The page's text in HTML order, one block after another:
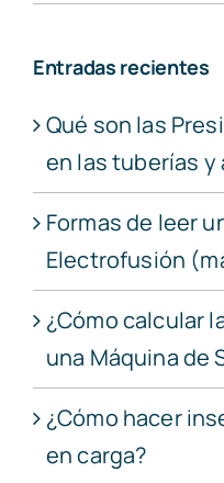
Entradas recientes
Qué son las
en las tuberías y
Formas de leer
Electrofusión
¿Cómo calcular
una Máquina de
¿Cómo hacer
en carga?